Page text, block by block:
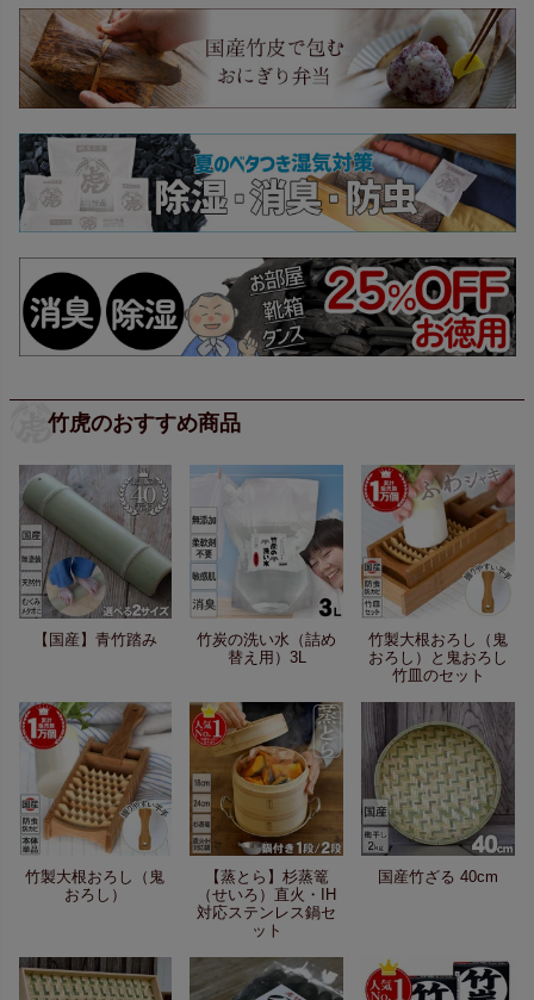
竹虎のおすすめ商品
【国産】青竹踏み
竹炭の洗い水（詰め
替え用）3L
竹製大根おろし（鬼
おろし）と鬼おろし
竹皿のセット
竹製大根おろし（鬼
おろし）
【蒸とら】杉蒸篭
（せいろ）直火・IH
対応ステンレス鍋セ
ット
国産竹ざる 40cm